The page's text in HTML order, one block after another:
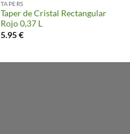
TAPERS
Taper de Cristal Rectangular
Rojo 0,37 L
5.95€